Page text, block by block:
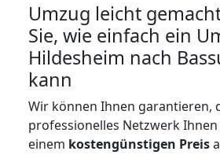
Umzug leicht
Sie, wie einfach ein
Hildesheim nach
kann
Wir können Ihnen garantieren,
professionelles Netzwerk Ihnen
einem kostengünstigen Preis